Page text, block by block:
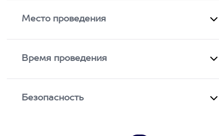
Место проведения
Время проведения
Безопасность